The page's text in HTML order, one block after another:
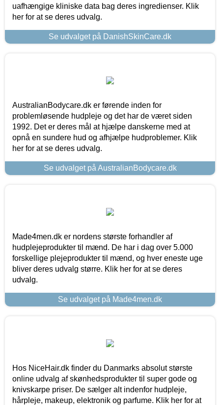
uafhængige kliniske data bag deres ingredienser. Klik
her for at se deres udvalg.
Se udvalget på DanishSkinCare.dk
AustralianBodycare.dk er førende inden for
problemløsende hudpleje og det har de været siden
1992. Det er deres mål at hjælpe danskerne med at
opnå en sundere hud og afhjælpe hudproblemer. Klik
her for at se deres udvalg.
Se udvalget på AustralianBodycare.dk
Made4men.dk er nordens største forhandler af
hudplejeprodukter til mænd. De har i dag over 5.000
forskellige plejeprodukter til mænd, og hver eneste uge
bliver deres udvalg større. Klik her for at se deres
udvalg.
Se udvalget på Made4men.dk
Hos NiceHair.dk finder du Danmarks absolut største
online udvalg af skønhedsprodukter til super gode og
knivskarpe priser. De sælger alt indenfor hudpleje,
hårpleje, makeup, elektronik og parfume. Klik her for at